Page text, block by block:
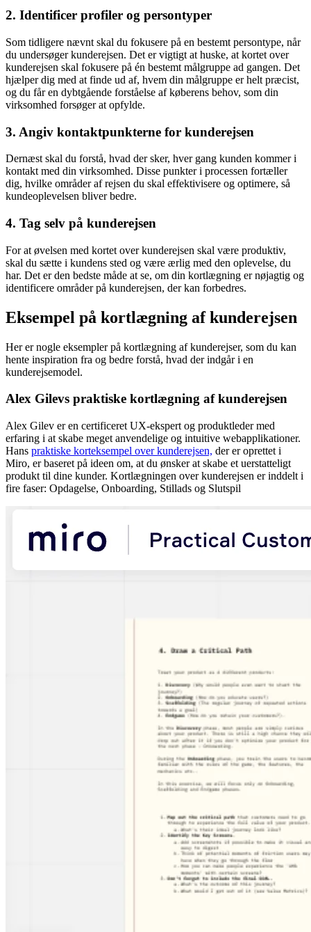
2. Identificer profiler og persontyper
Som tidligere nævnt skal du fokusere på en bestemt persontype, når
du undersøger kunderejsen. Det er vigtigt at huske, at kortet over
kunderejsen skal fokusere på én bestemt målgruppe ad gangen. Det
hjælper dig med at finde ud af, hvem din målgruppe er helt præcist,
og du får en dybtgående forståelse af køberens behov, som din
virksomhed forsøger at opfylde.
3. Angiv kontaktpunkterne for kunderejsen
Dernæst skal du forstå, hvad der sker, hver gang kunden kommer i
kontakt med din virksomhed. Disse punkter i processen fortæller
dig, hvilke områder af rejsen du skal effektivisere og optimere, så
kundeoplevelsen bliver bedre.
4. Tag selv på kunderejsen
For at øvelsen med kortet over kunderejsen skal være produktiv,
skal du sætte i kundens sted og være ærlig med den oplevelse, du
har. Det er den bedste måde at se, om din kortlægning er nøjagtig og
identificere områder på kunderejsen, der kan forbedres.
Eksempel på kortlægning af kunderejsen
Her er nogle eksempler på kortlægning af kunderejser, som du kan
hente inspiration fra og bedre forstå, hvad der indgår i en
kunderejsemodel.
Alex Gilevs praktiske kortlægning af kunderejsen
Alex Gilev er en certificeret UX-ekspert og produktleder med
erfaring i at skabe meget anvendelige og intuitive webapplikationer.
Hans praktiske korteksempel over kunderejsen, der er oprettet i
Miro, er baseret på ideen om, at du ønsker at skabe et uerstatteligt
produkt til dine kunder. Kortlægningen over kunderejsen er inddelt i
fire faser: Opdagelse, Onboarding, Stillads og Slutspil